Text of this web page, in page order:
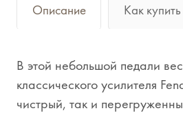
Описание Как купить
В этой небольшой педали
классического усилителя
чистрый, так и